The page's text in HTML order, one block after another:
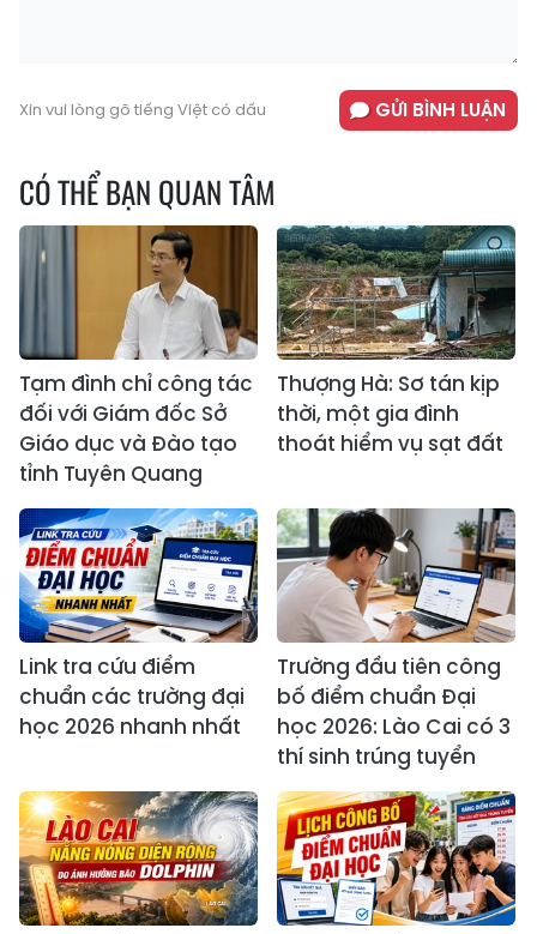
Xin vui lòng gõ tiếng Việt có dấu GỬI BÌNH LUẬN
CÓ THỂ BẠN QUAN TÂM
Tạm đình chỉ công tác
đối với Giám đốc Sở
Giáo dục và Đào tạo
tỉnh Tuyên Quang
Thượng Hà: Sơ tán kịp
thời, một gia đình
thoát hiểm vụ sạt đất
Link tra cứu điểm
chuẩn các trường đại
học 2026 nhanh nhất
Trường đầu tiên công
bố điểm chuẩn Đại
học 2026: Lào Cai có 3
thí sinh trúng tuyển